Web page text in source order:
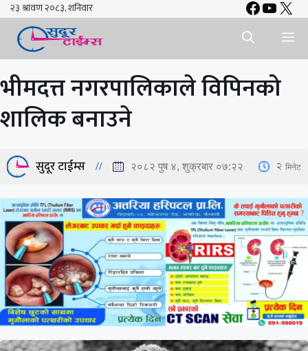
Skip
content
X
भीमदत्त नगरपालिकाले विपिनको
शालिक बनाउने
सुदूर टाईम्स २०८२ पुष ४, शुक्रबार ०७:२२ 2 मिनेट